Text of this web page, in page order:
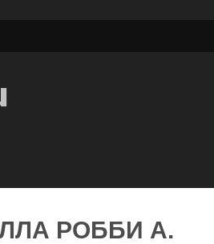
РОББИ А.